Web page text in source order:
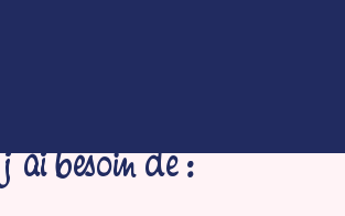
j’ai besoin de :